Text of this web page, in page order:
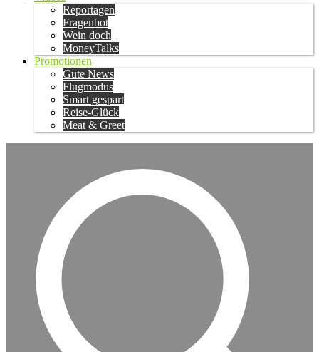
Reportagen
Fragenbot
Wein doch
MoneyTalks
Promotionen
Gute News
Flugmodus
Smart gespart
Reise-Glück
Meat & Greet